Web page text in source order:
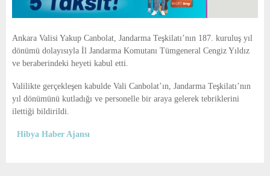
E
N
U
Ankara Valisi Yakup Canbolat, Jandarma Teşkilatı’nın 187. kuruluş yıl
dönümü dolayısıyla İl Jandarma Komutanı Tümgeneral Cengiz Yıldız
ve beraberindeki heyeti kabul etti.
Valilikte gerçekleşen kabulde Vali Canbolat’ın, Jandarma Teşkilatı’nın
yıl dönümünü kutladığı ve personelle bir araya gelerek tebriklerini
ilettiği bildirildi.
Hibya Haber Ajansı